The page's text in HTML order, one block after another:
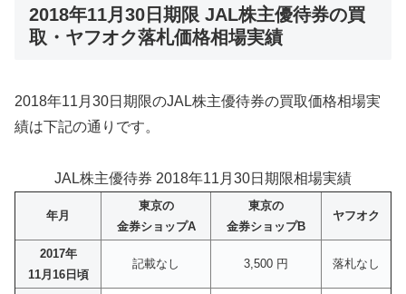
2018年11月30日期限 JAL株主優待券の買
取・ヤフオク落札価格相場実績
2018年11月30日期限のJAL株主優待券の買取価格相場実
績は下記の通りです。
JAL株主優待券 2018年11月30日期限相場実績
年月
東京の
金券ショップA
東京の
金券ショップB
ヤフオク
2017年
11月16日頃
記載なし 3,500 円 落札なし